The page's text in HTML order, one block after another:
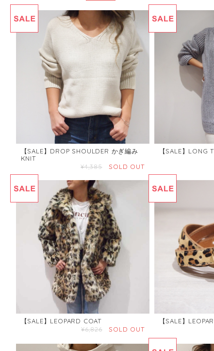
【SALE】DROP SHOULDER かぎ編み
KNIT
¥4,385
SOLD OUT
【SALE】LONG
【SALE】LEOPARD COAT
¥6,826
SOLD OUT
【SALE】